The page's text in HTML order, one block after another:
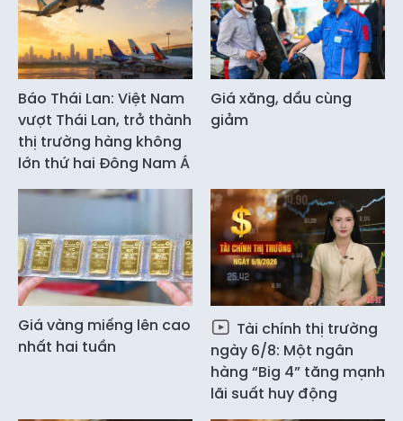
Báo Thái Lan: Việt Nam
vượt Thái Lan, trở thành
thị trường hàng không
lớn thứ hai Đông Nam Á
Giá xăng, dầu cùng
giảm
Giá vàng miếng lên cao
nhất hai tuần
Tài chính thị trường
ngày 6/8: Một ngân
hàng “Big 4” tăng mạnh
lãi suất huy động